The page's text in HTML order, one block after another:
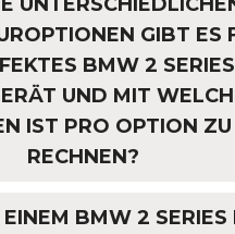
GIBT ES
BMW 2 SERIES
UND MIT
IST PRO OPTION ZU
RECHNEN?
EINEM BMW 2 SERIES